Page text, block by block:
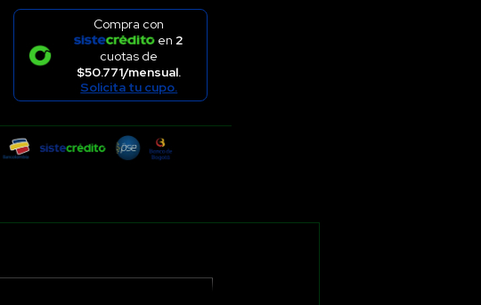
Compra con
en 2
cuotas de
$50.771/mensual.
Solicita tu cupo.